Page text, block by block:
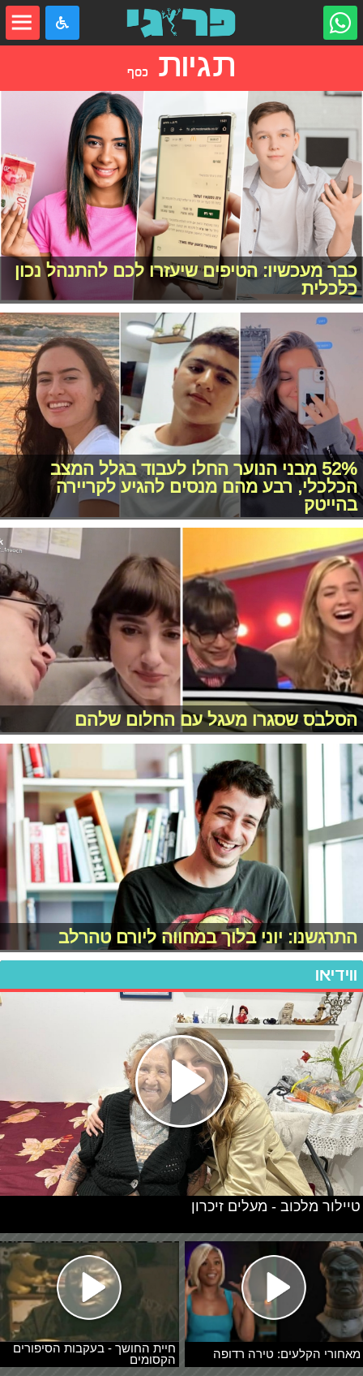
תגיות כסף
כבר מעכשיו: הטיפים שיעזרו לכם להתנהל נכון
כלכלית
52% מבני הנוער החלו לעבוד בגלל המצב
הכלכלי, רבע מהם מנסים להגיע לקריירה
בהייטק
הסלבס שסגרו מעגל עם החלום שלהם
התרגשנו: יוני בלוך במחווה ליורם טהרלב
ווידיאו
מאחורי הקלעים: טירה רדופה
חיית החושך - בעקבות הסיפורים
הקסומים
טיילור מלכוב - מעלים זיכרון